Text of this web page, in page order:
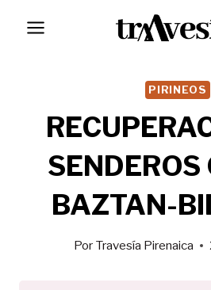
PIRINEOS
SENDEROS
BAZTAN-
Por Travesía Pirenaica